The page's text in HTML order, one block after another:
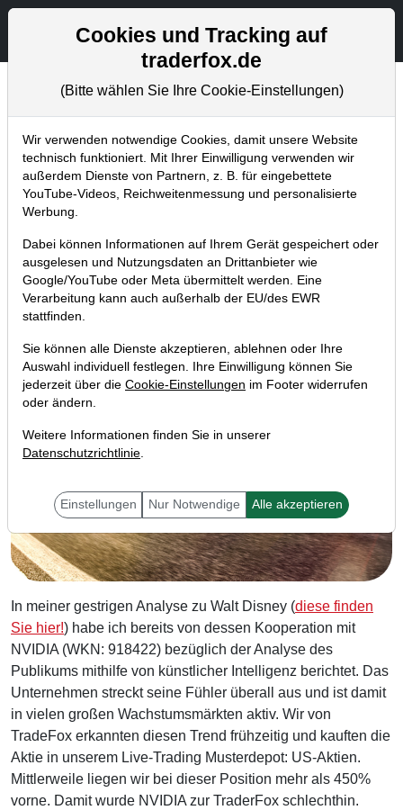
Aktien- und Artikelsuche
Chartanalysen
Home Blog Chartanalysen
Chartanalyse NVIDIA: Ein neuer
Massenmarkt erschließt sich!
31.08.2017 um 08:40 Uhr | P. Uhlschmied
In meiner gestrigen Analyse zu Walt Disney (diese finden
Sie hier!) habe ich bereits von dessen Kooperation mit
NVIDIA (WKN: 918422) bezüglich der Analyse des
Publikums mithilfe von künstlicher Intelligenz berichtet. Das
Unternehmen streckt seine Fühler überall aus und ist damit
in vielen großen Wachstumsmärkten aktiv. Wir von
TradeFox erkannten diesen Trend frühzeitig und kauften die
Aktie in unserem Live-Trading Musterdepot: US-Aktien.
Mittlerweile liegen wir bei dieser Position mehr als 450%
vorne. Damit wurde NVIDIA zur TraderFox schlechthin.
Cookies und Tracking auf
traderfox.de
(Bitte wählen Sie Ihre Cookie-Einstellungen)
Wir verwenden notwendige Cookies, damit unsere Website
technisch funktioniert. Mit Ihrer Einwilligung verwenden wir
außerdem Dienste von Partnern, z. B. für eingebettete
YouTube-Videos, Reichweitenmessung und personalisierte
Werbung.
Dabei können Informationen auf Ihrem Gerät gespeichert oder
ausgelesen und Nutzungsdaten an Drittanbieter wie
Google/YouTube oder Meta übermittelt werden. Eine
Verarbeitung kann auch außerhalb der EU/des EWR
stattfinden.
Sie können alle Dienste akzeptieren, ablehnen oder Ihre
Auswahl individuell festlegen. Ihre Einwilligung können Sie
jederzeit über die Cookie-Einstellungen im Footer widerrufen
oder ändern.
Weitere Informationen finden Sie in unserer
Datenschutzrichtlinie.
Einstellungen Nur Notwendige Alle akzeptieren